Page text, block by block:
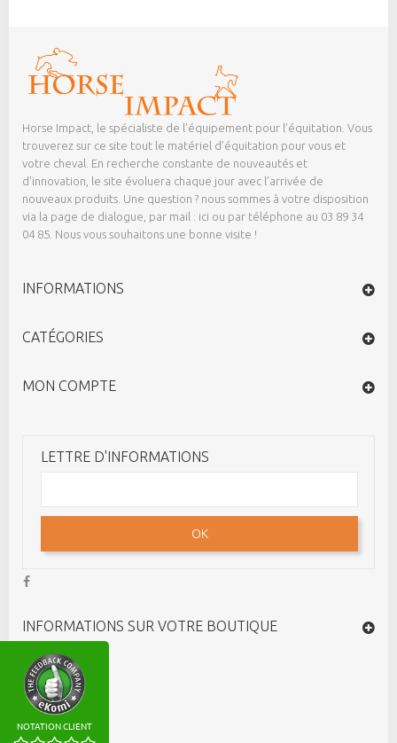
NOTATION CLIENT
Horse Impact, le spécialiste de l’équipement pour l’équitation. Vous
trouverez sur ce site tout le matériel d’équitation pour vous et
votre cheval. En recherche constante de nouveautés et
d’innovation, le site évoluera chaque jour avec l’arrivée de
nouveaux produits. Une question ? nous sommes à votre disposition
via la page de dialogue, par mail : ici ou par téléphone au 03 89 34
04 85. Nous vous souhaitons une bonne visite !
INFORMATIONS
CATÉGORIES
MON COMPTE
LETTRE D'INFORMATIONS
OK
INFORMATIONS SUR VOTRE BOUTIQUE